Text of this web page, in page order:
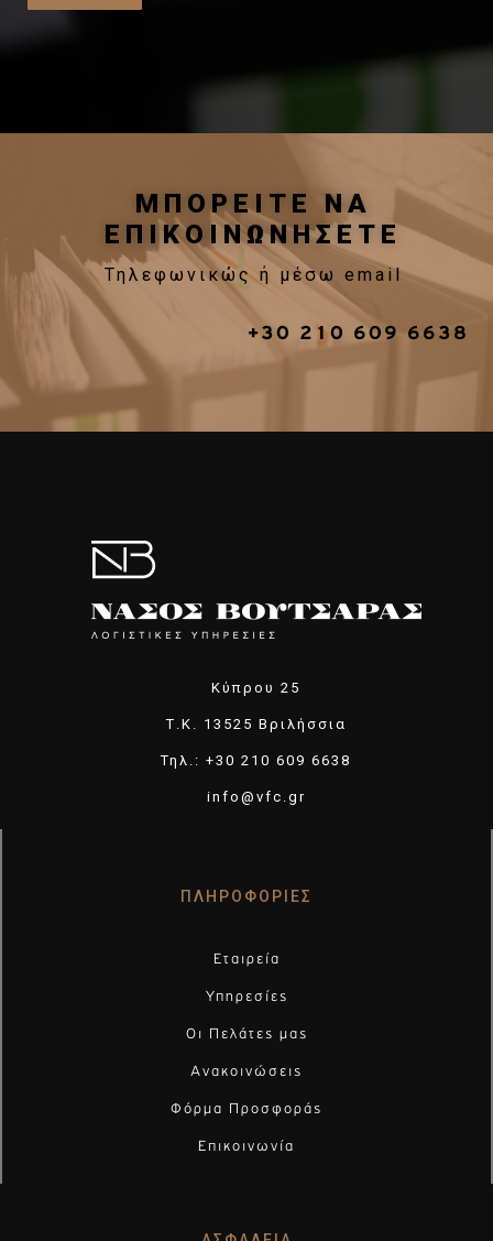
ΜΠΟΡΕΙΤΕ ΝΑ
ΕΠΙΚΟΙΝΩΝΗΣΕΤΕ
Τηλεφωνικώς ή µέσω email
+30 210 609 6638
Κύπρου 25
Τ.Κ. 13525 Βριλήσσια
Τηλ.: +30 210 609 6638
info@vfc.gr
ΠΛΗΡΟΦΟΡΙΕΣ
Εταιρεία
Υπηρεσίες
Οι Πελάτες μας
Ανακοινώσεις
Φόρμα Προσφοράς
Επικοινωνία